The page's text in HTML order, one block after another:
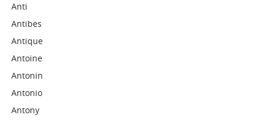
Anti
Antibes
Antique
Antoine
Antonin
Antonio
Antony